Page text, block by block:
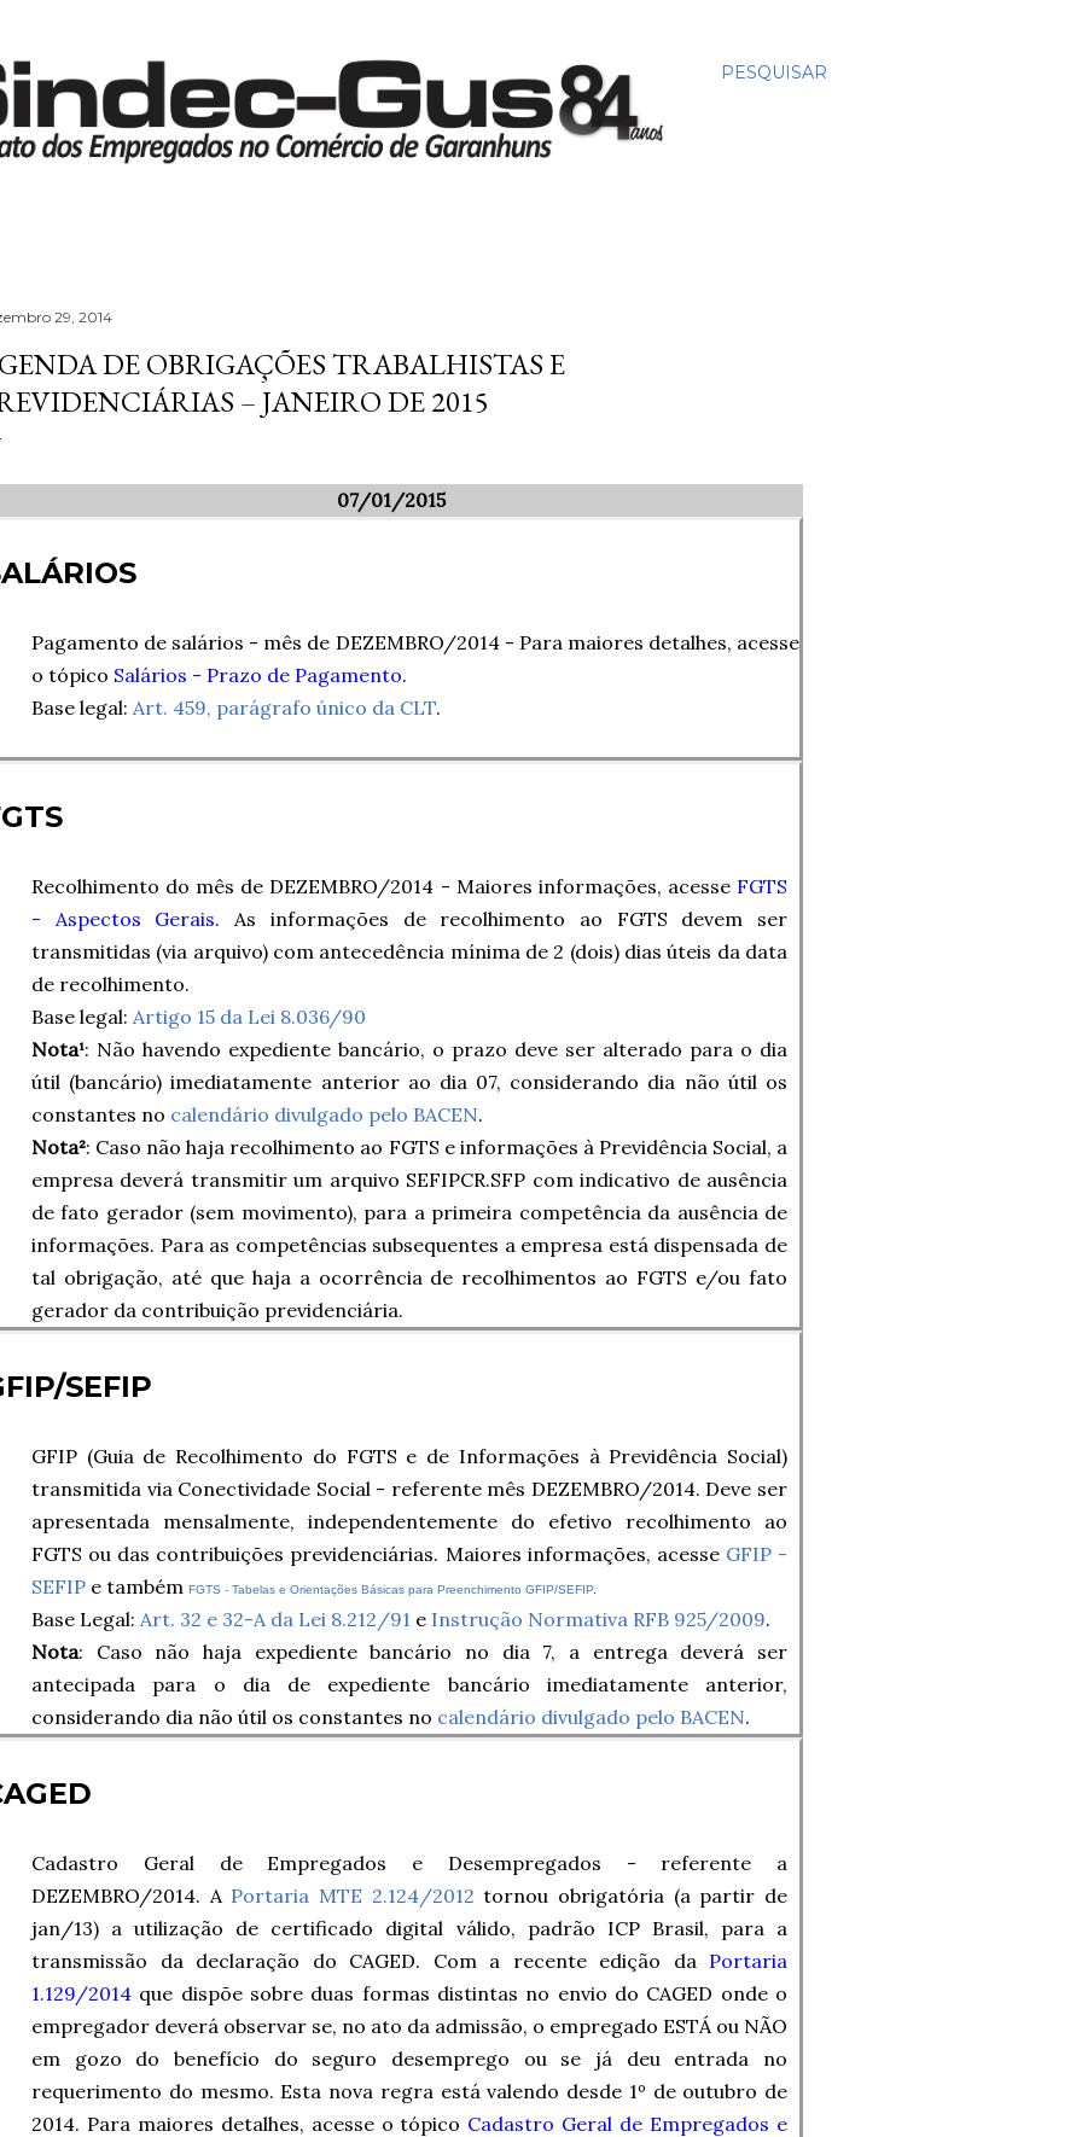
PESQUISAR
29, 2014
DE OBRIGAÇÕES TRABALHISTAS E
– JANEIRO DE 2015
07/01/2015
Pagamento de salários - mês de DEZEMBRO/2014 - Para maiores detalhes, acesse
o tópico Salários - Prazo de Pagamento.
Base legal: Art. 459, parágrafo único da CLT.
Recolhimento do mês de DEZEMBRO/2014 - Maiores informações, acesse FGTS
- Aspectos Gerais. As informações de recolhimento ao FGTS devem ser
transmitidas (via arquivo) com antecedência mínima de 2 (dois) dias úteis da data
de recolhimento.
Base legal: Artigo 15 da Lei 8.036/90
Nota¹: Não havendo expediente bancário, o prazo deve ser alterado para o dia
útil (bancário) imediatamente anterior ao dia 07, considerando dia não útil os
constantes no calendário divulgado pelo BACEN.
Nota²: Caso não haja recolhimento ao FGTS e informações à Previdência Social, a
empresa deverá transmitir um arquivo SEFIPCR.SFP com indicativo de ausência
de fato gerador (sem movimento), para a primeira competência da ausência de
informações. Para as competências subsequentes a empresa está dispensada de
tal obrigação, até que haja a ocorrência de recolhimentos ao FGTS e/ou fato
gerador da contribuição previdenciária.
SEFIP
GFIP (Guia de Recolhimento do FGTS e de Informações à Previdência Social)
transmitida via Conectividade Social - referente mês DEZEMBRO/2014. Deve ser
apresentada mensalmente, independentemente do efetivo recolhimento ao
FGTS ou das contribuições previdenciárias. Maiores informações, acesse GFIP -
SEFIP e também FGTS - Tabelas e Orientações Básicas para Preenchimento GFIP/SEFIP
Base Legal: Art. 32 e 32-A da Lei 8.212/91 e Instrução Normativa RFB 925/2009.
Nota: Caso não haja expediente bancário no dia 7, a entrega deverá ser
antecipada para o dia de expediente bancário imediatamente anterior,
considerando dia não útil os constantes no calendário divulgado pelo BACEN.
Cadastro Geral de Empregados e Desempregados - referente a
DEZEMBRO/2014. A Portaria MTE 2.124/2012 tornou obrigatória (a partir de
jan/13) a utilização de certificado digital válido, padrão ICP Brasil, para a
transmissão da declaração do CAGED. Com a recente edição da Portaria
1.129/2014 que dispõe sobre duas formas distintas no envio do CAGED onde o
empregador deverá observar se, no ato da admissão, o empregado ESTÁ ou NÃO
em gozo do benefício do seguro desemprego ou se já deu entrada no
requerimento do mesmo. Esta nova regra está valendo desde 1º de outubro de
2014. Para maiores detalhes, acesse o tópico Cadastro Geral de Empregados e